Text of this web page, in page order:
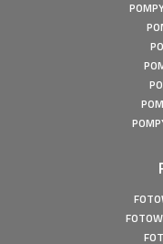
Magazyn Energii
Magazyn Energii
Fotowoltaika
Fotowoltaika z
Fotowoltaika
Fotowoltaika Biadki